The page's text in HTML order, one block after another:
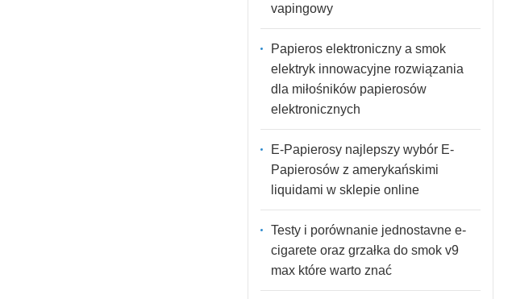
vapingowy
Papieros elektroniczny a smok
elektryk innowacyjne rozwiązania
dla miłośników papierosów
elektronicznych
E-Papierosy najlepszy wybór E-
Papierosów z amerykańskimi
liquidami w sklepie online
Testy i porównanie jednostavne e-
cigarete oraz grzałka do smok v9
max które warto znać